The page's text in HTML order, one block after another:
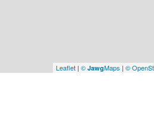
Leaflet | © JawgMaps | ©